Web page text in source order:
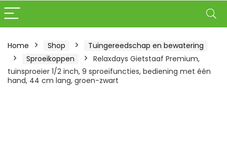
Home Shop
Tuingereedschap en bewatering
Sproeikoppen
Relaxdays Gietstaaf Premium,
tuinsproeier 1/2 inch, 9 sproeifuncties, bediening met één
hand, 44 cm lang, groen-zwart